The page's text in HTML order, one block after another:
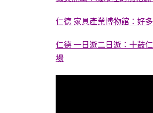
仁德 家具產業博物館：好
仁德 一日遊二日遊：十鼓
場